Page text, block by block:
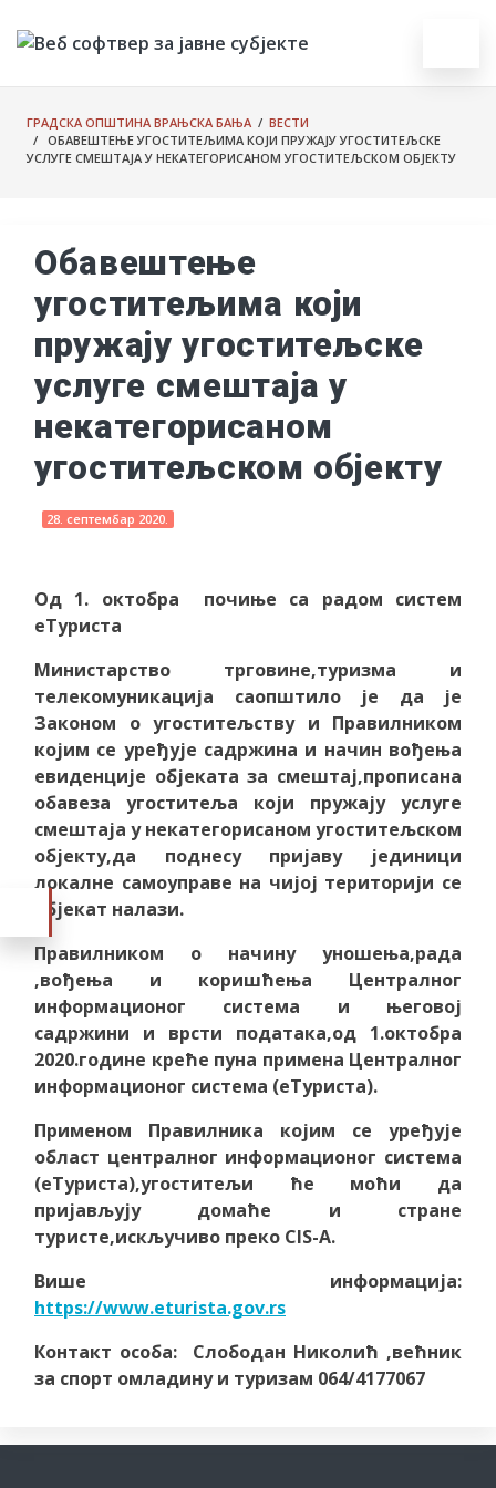
ГРАДСКА ОПШТИНА ВРАЊСКА БАЊА / ВЕСТИ
/ ОБАВЕШТЕЊЕ УГОСТИТЕЉИМА КОЈИ ПРУЖАЈУ УГОСТИТЕЉСКЕ
УСЛУГЕ СМЕШТАЈА У НЕКАТЕГОРИСАНОМ УГОСТИТЕЉСКОМ ОБЈЕКТУ
Обавештење
угоститељима који
пружају угоститељске
услуге смештаја у
некатегорисаном
угоститељском објекту
28. септембар 2020.
Од 1. октобра почиње са радом систем
еТуриста
Министарство трговине,туризма и
телекомуникација саопштило је да је
Законом о угоститељству и Правилником
којим се уређује садржина и начин вођења
евиденције објеката за смештај,прописана
обавеза угоститеља који пружају услуге
смештаја у некатегорисаном угоститељском
објекту,да поднесу пријаву јединици
локалне самоуправе на чијој територији се
објекат налази.
Правилником о начину уношења,рада
,вођења и коришћења Централног
информационог система и његовој
садржини и врсти података,од 1.октобра
2020.године креће пуна примена Централног
информационог система (еТуриста).
Применом Правилника којим се уређује
област централног информационог система
(еТуриста),угоститељи ће моћи да
пријављују домаће и стране
туристе,искључиво преко CIS-A.
Више информација:
https://www.eturista.gov.rs
Контакт особа: Слободан Николић ,већник
за спорт омладину и туризам 064/4177067